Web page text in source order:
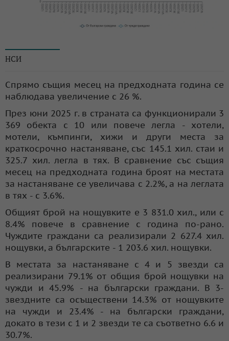
НСИ
Спрямо същия месец на предходната година се
наблюдава увеличение с 26 %.
През юни 2025 г. в страната са функционирали 3
369 обекта с 10 или повече легла - хотели,
мотели, къмпинги, хижи и други места за
краткосрочно настаняване, със 145.1 хил. стаи и
325.7 хил. легла в тях. В сравнение със същия
месец на предходната година броят на местата
за настаняване се увеличава с 2.2%, а на леглата
в тях - с 3.6%.
Общият брой на нощувките е 3 831.0 хил., или с
8.4% повече в сравнение с година по-рано.
Чуждите граждани са реализирали 2 627.4 хил.
нощувки, а българските - 1 203.6 хил. нощувки.
В местата за настаняване с 4 и 5 звезди са
реализирани 79.1% от общия брой нощувки на
чужди и 45.9% - на български граждани. В 3-
звездните са осъществени 14.3% от нощувките
на чужди и 23.4% - на български граждани,
докато в тези с 1 и 2 звезди те са съответно 6.6 и
30.7%.